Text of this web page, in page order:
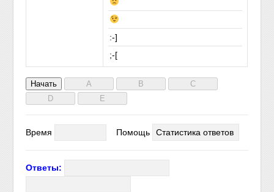
:-]
;-[
Время Помощь Статистика ответов
Ответы: